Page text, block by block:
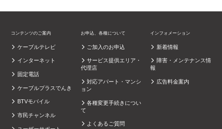
コンテンツのご案内
ケーブルテレビ
インターネット
固定電話
ケーブルプラスでんき
BTVモバイル
市民チャンネル
お申込、各種について
ご加入のお申込
サービス提供エリア・
代理店
対応アパート・マンシ
ョン
各種変更手続きについ
て
よくあるご質問
インフォメーション
新着情報
障害・メンテナンス情
報
広告料金案内